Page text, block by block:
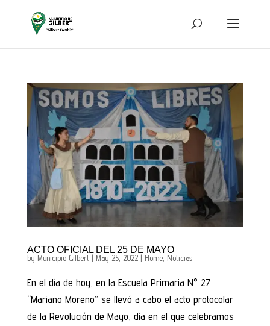
ACTO OFICIAL DEL 25 DE MAYO
by Municipio Gilbert| May 25, 2022| Home, Noticias
En el día de hoy, en la Escuela Primaria N° 27
“Mariano Moreno” se llevó a cabo el acto protocolar
de la Revolución de Mayo, día en el que celebramos